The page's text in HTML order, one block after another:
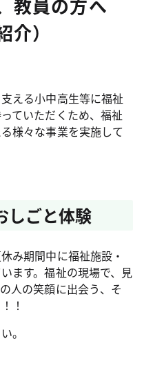
教員の方へ
介）
える小中高生等に福祉
ていただくため、福祉
様々な事業を実施して
しごと体験
み期間中に福祉施設・
ます。福祉の現場で、見
人の笑顔に出会う、そ
！
。